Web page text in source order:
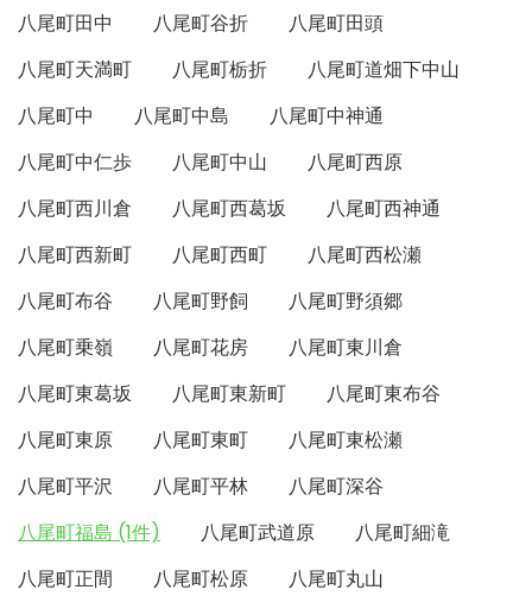
八尾町田中
八尾町谷折
八尾町田頭
八尾町天満町
八尾町栃折
八尾町道畑下中山
八尾町中
八尾町中島
八尾町中神通
八尾町中仁歩
八尾町中山
八尾町西原
八尾町西川倉
八尾町西葛坂
八尾町西神通
八尾町西新町
八尾町西町
八尾町西松瀬
八尾町布谷
八尾町野飼
八尾町野須郷
八尾町乗嶺
八尾町花房
八尾町東川倉
八尾町東葛坂
八尾町東新町
八尾町東布谷
八尾町東原
八尾町東町
八尾町東松瀬
八尾町平沢
八尾町平林
八尾町深谷
八尾町福島 (1件)
八尾町武道原
八尾町細滝
八尾町正間
八尾町松原
八尾町丸山